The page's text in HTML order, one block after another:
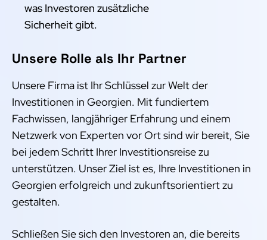
was Investoren zusätzliche
Sicherheit gibt.
Unsere Rolle als Ihr Partner
Unsere Firma ist Ihr Schlüssel zur Welt der
Investitionen in Georgien. Mit fundiertem
Fachwissen, langjähriger Erfahrung und einem
Netzwerk von Experten vor Ort sind wir bereit, Sie
bei jedem Schritt Ihrer Investitionsreise zu
unterstützen. Unser Ziel ist es, Ihre Investitionen in
Georgien erfolgreich und zukunftsorientiert zu
gestalten.
Schließen Sie sich den Investoren an, die bereits